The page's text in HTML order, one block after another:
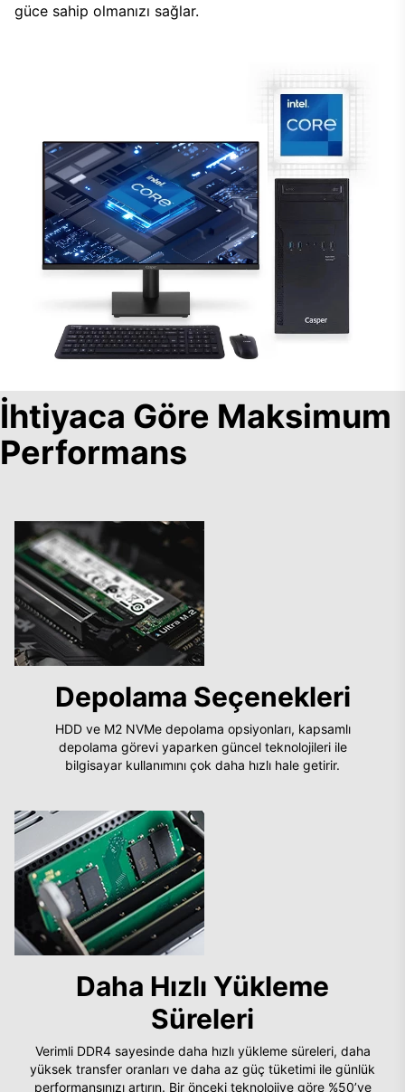
güce sahip olmanızı sağlar.
İhtiyaca Göre Maksimum
Performans
Depolama Seçenekleri
HDD ve M2 NVMe depolama opsiyonları, kapsamlı
depolama görevi yaparken güncel teknolojileri ile
bilgisayar kullanımını çok daha hızlı hale getirir.
Daha Hızlı Yükleme
Süreleri
Verimli DDR4 sayesinde daha hızlı yükleme süreleri, daha
yüksek transfer oranları ve daha az güç tüketimi ile günlük
performansınızı artırın. Bir önceki teknolojiye göre %50’ye